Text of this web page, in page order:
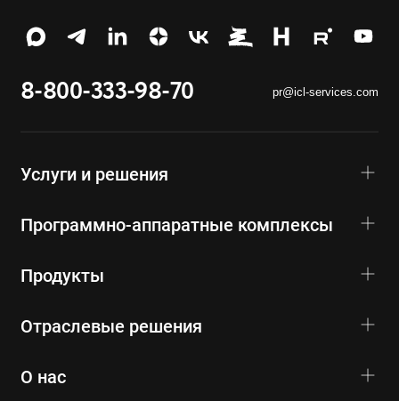
8-800-333-98-70 pr@icl-services.com
Услуги и решения
Программно-аппаратные комплексы
Продукты
Отраслевые решения
О нас